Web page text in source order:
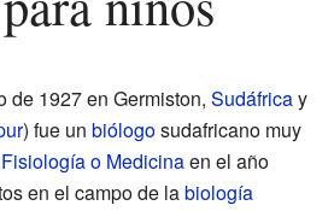
1927 en Germiston, Sudáfricay
) fue un biólogosudafricano muy
o Medicinaen el año
en el campo de labiología